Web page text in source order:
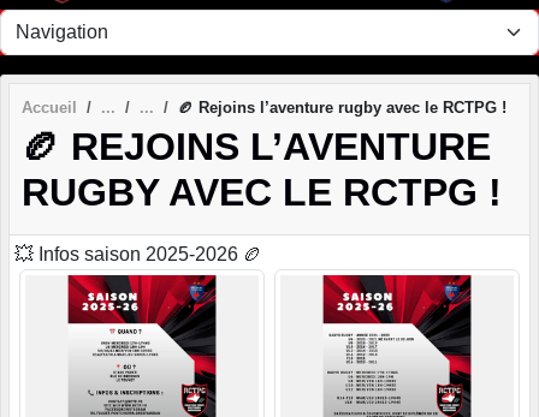
Accueil 🏉 Rejoins l’aventure rugby avec le RCTPG !
🏉 REJOINS L’AVENTURE
RUGBY AVEC LE RCTPG !
💥 Infos saison 2025-2026 🏉